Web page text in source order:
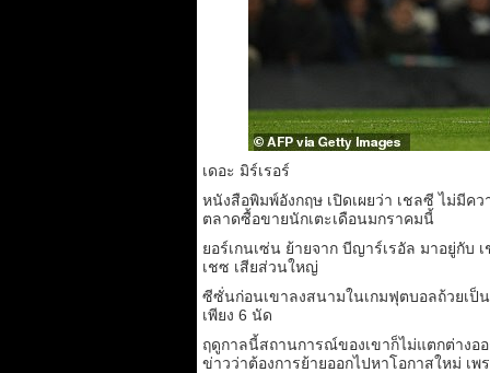
เดอะ มิร์เรอร์
หนังสือพิมพ์อังกฤษ เปิดเผยว่า เชลซี ไม่มีค
ตลาดซื้อขายนักเตะเดือนมกราคมนี้
ยอร์เกนเซ่น ย้ายจาก บีญาร์เรอัล มาอยู่กับ
เชซ เสียส่วนใหญ่
ซีซั่นก่อนเขาลงสนามในเกมฟุตบอลถ้วยเป็
เพียง 6 นัด
ฤดูกาลนี้สถานการณ์ของเขาก็ไม่แตกต่างอ
ข่าวว่าต้องการย้ายออกไปหาโอกาสใหม่ เ